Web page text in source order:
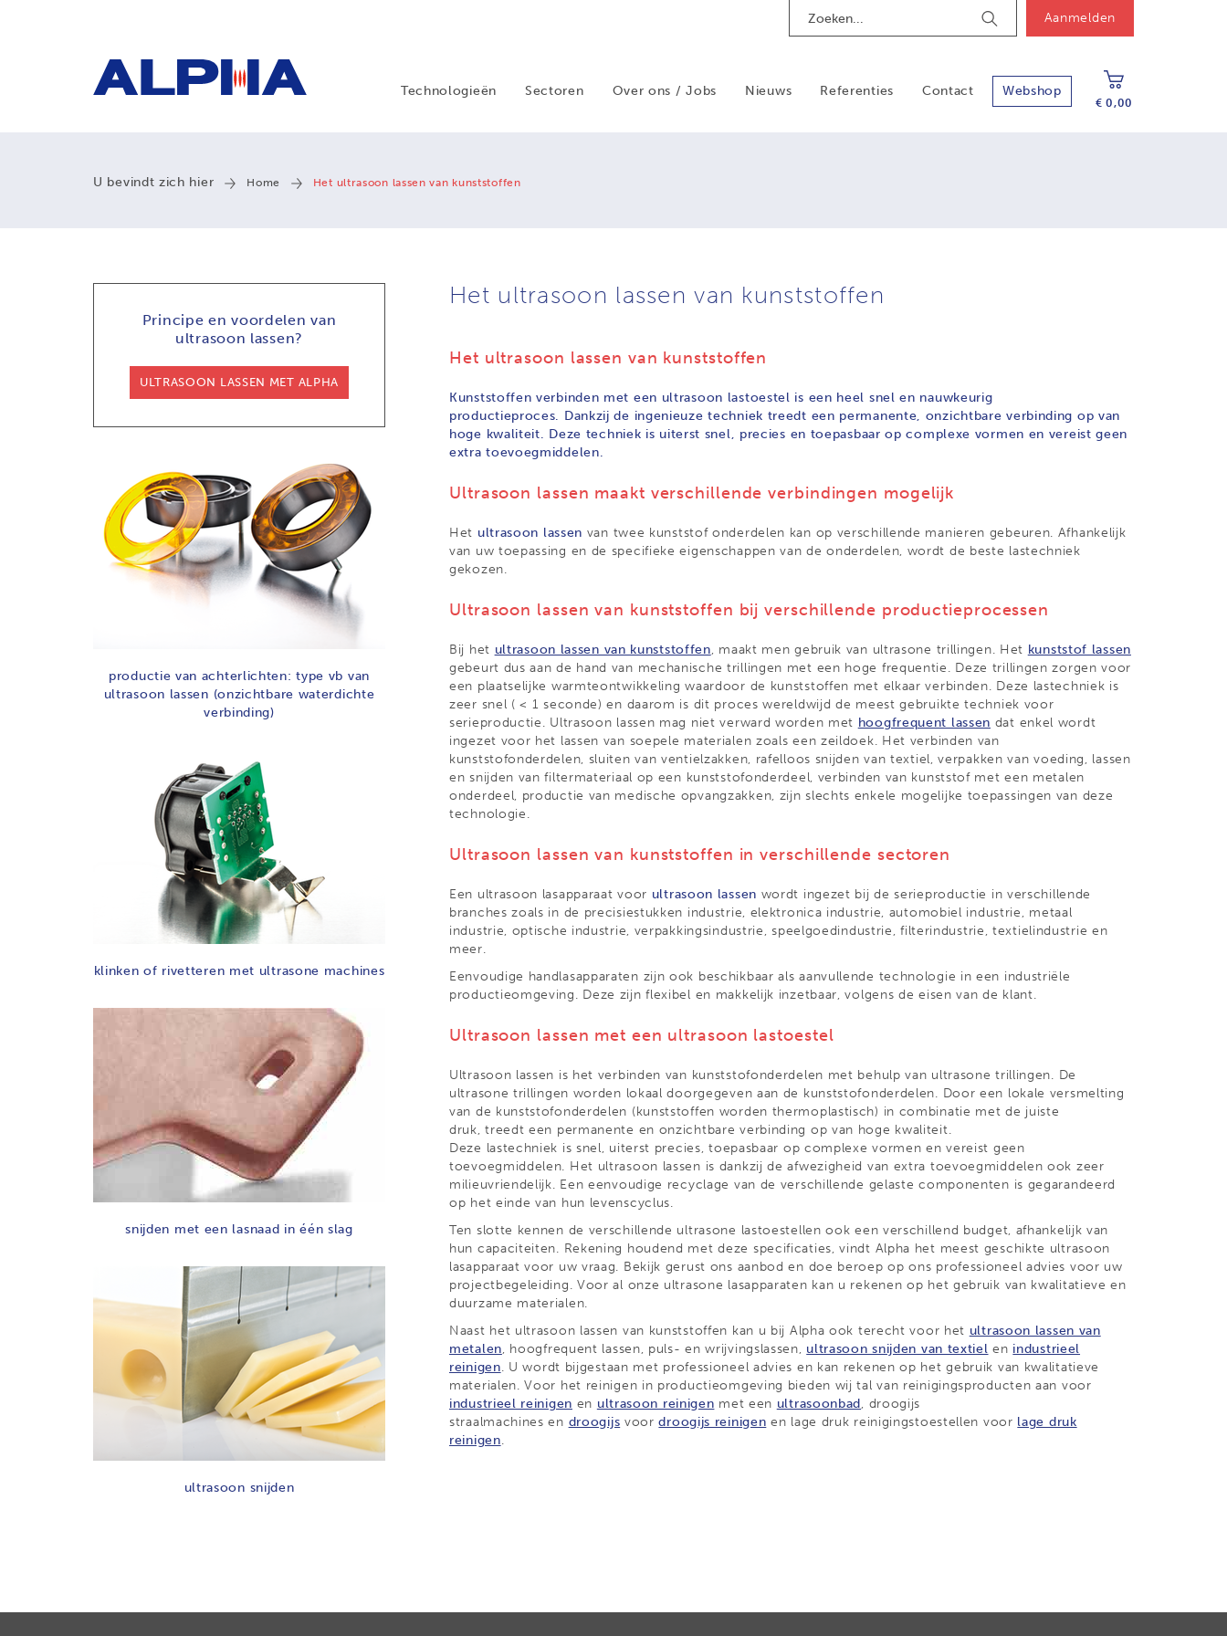
Zoek
Aanmelden
Technologieën Sectoren Over ons / Jobs Nieuws Referenties Contact Webshop
€ 0,00
U bevindt zich hier Home Het ultrasoon lassen van kunststoffen
Het ultrasoon lassen van kunststoffen
Het ultrasoon lassen van kunststoffen
Kunststoffen verbinden met een ultrasoon lastoestel is een heel snel en nauwkeurig
productieproces. Dankzij de ingenieuze techniek treedt een permanente, onzichtbare verbinding op van
hoge kwaliteit. Deze techniek is uiterst snel, precies en toepasbaar op complexe vormen en vereist geen
extra toevoegmiddelen.
Ultrasoon lassen maakt verschillende verbindingen mogelijk
Het ultrasoon lassen van twee kunststof onderdelen kan op verschillende manieren gebeuren. Afhankelijk
van uw toepassing en de specifieke eigenschappen van de onderdelen, wordt de beste lastechniek
gekozen.
Ultrasoon lassen van kunststoffen bij verschillende productieprocessen
Bij het ultrasoon lassen van kunststoffen, maakt men gebruik van ultrasone trillingen. Het kunststof lassen
gebeurt dus aan de hand van mechanische trillingen met een hoge frequentie. Deze trillingen zorgen voor
een plaatselijke warmteontwikkeling waardoor de kunststoffen met elkaar verbinden. Deze lastechniek is
zeer snel ( < 1 seconde) en daarom is dit proces wereldwijd de meest gebruikte techniek voor
serieproductie. Ultrasoon lassen mag niet verward worden met hoogfrequent lassen dat enkel wordt
ingezet voor het lassen van soepele materialen zoals een zeildoek. Het verbinden van
kunststofonderdelen, sluiten van ventielzakken, rafelloos snijden van textiel, verpakken van voeding, lassen
en snijden van filtermateriaal op een kunststofonderdeel, verbinden van kunststof met een metalen
onderdeel, productie van medische opvangzakken, zijn slechts enkele mogelijke toepassingen van deze
technologie.
Ultrasoon lassen van kunststoffen in verschillende sectoren
Een ultrasoon lasapparaat voor ultrasoon lassen wordt ingezet bij de serieproductie in verschillende
branches zoals in de precisiestukken industrie, elektronica industrie, automobiel industrie, metaal
industrie, optische industrie, verpakkingsindustrie, speelgoedindustrie, filterindustrie, textielindustrie en
meer.
Eenvoudige handlasapparaten zijn ook beschikbaar als aanvullende technologie in een industriële
productieomgeving. Deze zijn flexibel en makkelijk inzetbaar, volgens de eisen van de klant.
Ultrasoon lassen met een ultrasoon lastoestel
Ultrasoon lassen is het verbinden van kunststofonderdelen met behulp van ultrasone trillingen. De
ultrasone trillingen worden lokaal doorgegeven aan de kunststofonderdelen. Door een lokale versmelting
van de kunststofonderdelen (kunststoffen worden thermoplastisch) in combinatie met de juiste
druk, treedt een permanente en onzichtbare verbinding op van hoge kwaliteit.
Deze lastechniek is snel, uiterst precies, toepasbaar op complexe vormen en vereist geen
toevoegmiddelen. Het ultrasoon lassen is dankzij de afwezigheid van extra toevoegmiddelen ook zeer
milieuvriendelijk. Een eenvoudige recyclage van de verschillende gelaste componenten is gegarandeerd
op het einde van hun levenscyclus.
Ten slotte kennen de verschillende ultrasone lastoestellen ook een verschillend budget, afhankelijk van
hun capaciteiten. Rekening houdend met deze specificaties, vindt Alpha het meest geschikte ultrasoon
lasapparaat voor uw vraag. Bekijk gerust ons aanbod en doe beroep op ons professioneel advies voor uw
projectbegeleiding. Voor al onze ultrasone lasapparaten kan u rekenen op het gebruik van kwalitatieve en
duurzame materialen.
Naast het ultrasoon lassen van kunststoffen kan u bij Alpha ook terecht voor het ultrasoon lassen van
metalen, hoogfrequent lassen, puls- en wrijvingslassen, ultrasoon snijden van textiel en industrieel
reinigen. U wordt bijgestaan met professioneel advies en kan rekenen op het gebruik van kwalitatieve
materialen. Voor het reinigen in productieomgeving bieden wij tal van reinigingsproducten aan voor
industrieel reinigen en ultrasoon reinigen met een ultrasoonbad, droogijs
straalmachines en droogijs voordroogijs reinigen en lage druk reinigingstoestellen voor lage druk
reinigen.
Principe en voordelen van
ultrasoon lassen?
ULTRASOON LASSEN MET ALPHA
productie van achterlichten: type vb van
ultrasoon lassen (onzichtbare waterdichte
verbinding)
klinken of rivetteren met ultrasone machines
snijden met een lasnaad in één slag
ultrasoon snijden